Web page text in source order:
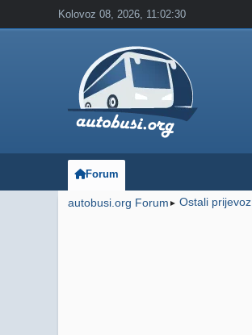
Kolovoz 08, 2026, 11:02:30
Forum
autobusi.org Forum ► Ostali prijevoz